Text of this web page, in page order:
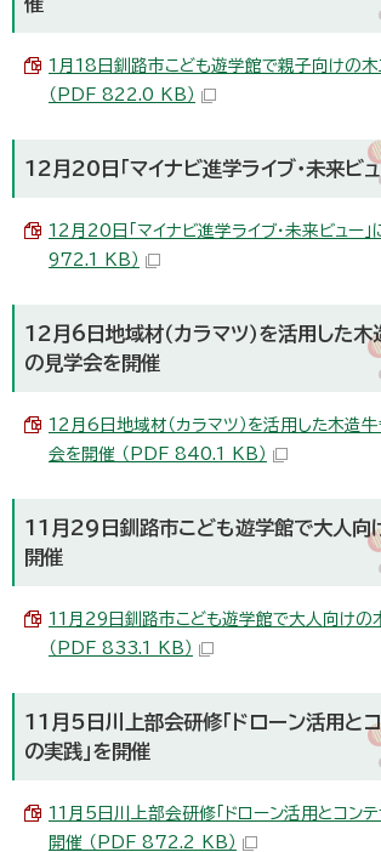
1月18日釧路市こども遊学館で親子向けの
（PDF 822.0 KB）
12月20日「マイナビ進学ライブ・未来ビ
12月20日「マイナビ進学ライブ・未来ビュー
972.1 KB）
12月6日地域材（カラマツ）を活用した木
の見学会を開催
12月6日地域材（カラマツ）を活用した木造牛
会を開催 （PDF 840.1 KB）
11月29日釧路市こども遊学館で大人向
開催
11月29日釧路市こども遊学館で大人向けの
（PDF 833.1 KB）
11月5日川上部会研修「ドローン活用と
の実践」を開催
11月5日川上部会研修「ドローン活用とコン
開催 （PDF 872.2 KB）